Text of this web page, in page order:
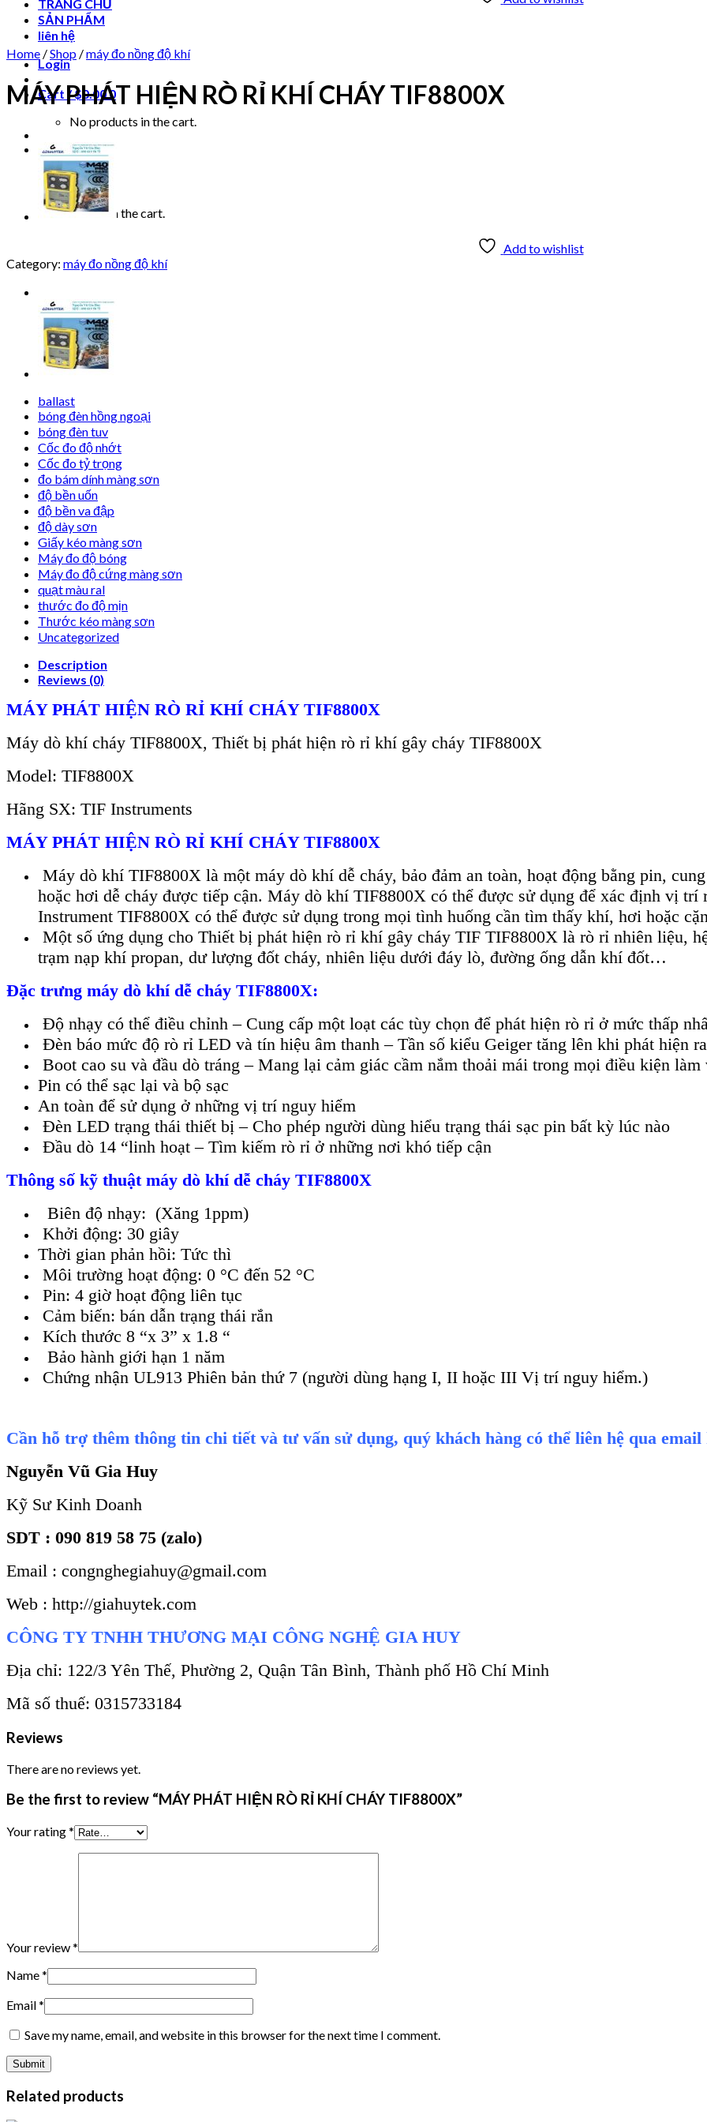
TRANG CHỦ
SẢN PHẨM
liên hệ
Login
Cart /$ 0.000
No products in the cart.
0
Cart
No products in the cart.
Home /Shop /máy đo nồng độ khí
MÁY PHÁT HIỆN RÒ RỈ KHÍ CHÁY TIF8800X
Add to wishlist
Category: máy đo nồng độ khí
ballast
bóng đèn hồng ngoại
bóng đèn tuv
Cốc đo độ nhớt
Cốc đo tỷ trọng
đo bám dính màng sơn
độ bền uốn
độ bền va đập
độ dày sơn
Giấy kéo màng sơn
Máy đo độ bóng
Máy đo độ cứng màng sơn
quạt màu ral
thước đo độ mịn
Thước kéo màng sơn
Uncategorized
Description
Reviews (0)
MÁY PHÁT HIỆN RÒ RỈ KHÍ CHÁY TIF8800X
Máy dò khí cháy TIF8800X, Thiết bị phát hiện rò rỉ khí gây cháy TIF8800X
Model: TIF8800X
Hãng SX: TIF Instruments
MÁY PHÁT HIỆN RÒ RỈ KHÍ CHÁY TIF8800X
Máy dò khí TIF8800X là một máy dò khí dễ cháy, bảo đảm an toàn, hoạt động bằng pin,
hoặc hơi dễ cháy được tiếp cận. Máy dò khí TIF8800X có thể được sử dụng để xác định vị trí
Instrument TIF8800X có thể được sử dụng trong mọi tình huống cần tìm thấy khí, hơi hoặc
Một số ứng dụng cho Thiết bị phát hiện rò rỉ khí gây cháy TIF TIF8800X là rò rỉ nhiên liệu,
trạm nạp khí propan, dư lượng đốt cháy, nhiên liệu dưới đáy lò, đường ống dẫn khí đốt…
Đặc trưng máy dò khí dễ cháy TIF8800X:
Độ nhạy có thể điều chỉnh – Cung cấp một loạt các tùy chọn để phát hiện rò rỉ ở mức thấp
Đèn báo mức độ rò rỉ LED và tín hiệu âm thanh – Tần số kiểu Geiger tăng lên khi phát hiện
Boot cao su và đầu dò tráng – Mang lại cảm giác cầm nắm thoải mái trong mọi điều kiện làm
Pin có thể sạc lại và bộ sạc
An toàn để sử dụng ở những vị trí nguy hiểm
Đèn LED trạng thái thiết bị – Cho phép người dùng hiểu trạng thái sạc pin bất kỳ lúc nào
Đầu dò 14 “linh hoạt – Tìm kiếm rò rỉ ở những nơi khó tiếp cận
Thông số kỹ thuật máy dò khí dễ cháy TIF8800X
Biên độ nhạy: (Xăng 1ppm)
Khởi động: 30 giây
Thời gian phản hồi: Tức thì
Môi trường hoạt động: 0 °C đến 52 °C
Pin: 4 giờ hoạt động liên tục
Cảm biến: bán dẫn trạng thái rắn
Kích thước 8 “x 3” x 1.8 “
Bảo hành giới hạn 1 năm
Chứng nhận UL913 Phiên bản thứ 7 (người dùng hạng I, II hoặc III Vị trí nguy hiểm.)
Cần hỗ trợ thêm thông tin chi tiết và tư vấn sử dụng, quý khách hàng có thể liên hệ qua email
Nguyễn Vũ Gia Huy
Kỹ Sư Kinh Doanh
SDT : 090 819 58 75 (zalo)
Email : congnghegiahuy@gmail.com
Web : http://giahuytek.com
CÔNG TY TNHH THƯƠNG MẠI CÔNG NGHỆ GIA HUY
Địa chỉ: 122/3 Yên Thế, Phường 2, Quận Tân Bình, Thành phố Hồ Chí Minh
Mã số thuế: 0315733184
Reviews
There are no reviews yet.
Be the first to review “MÁY PHÁT HIỆN RÒ RỈ KHÍ CHÁY TIF8800X”
Your rating*
Your review*
Name*
Email*
Save my name, email, and website in this browser for the next time I comment.
Related products